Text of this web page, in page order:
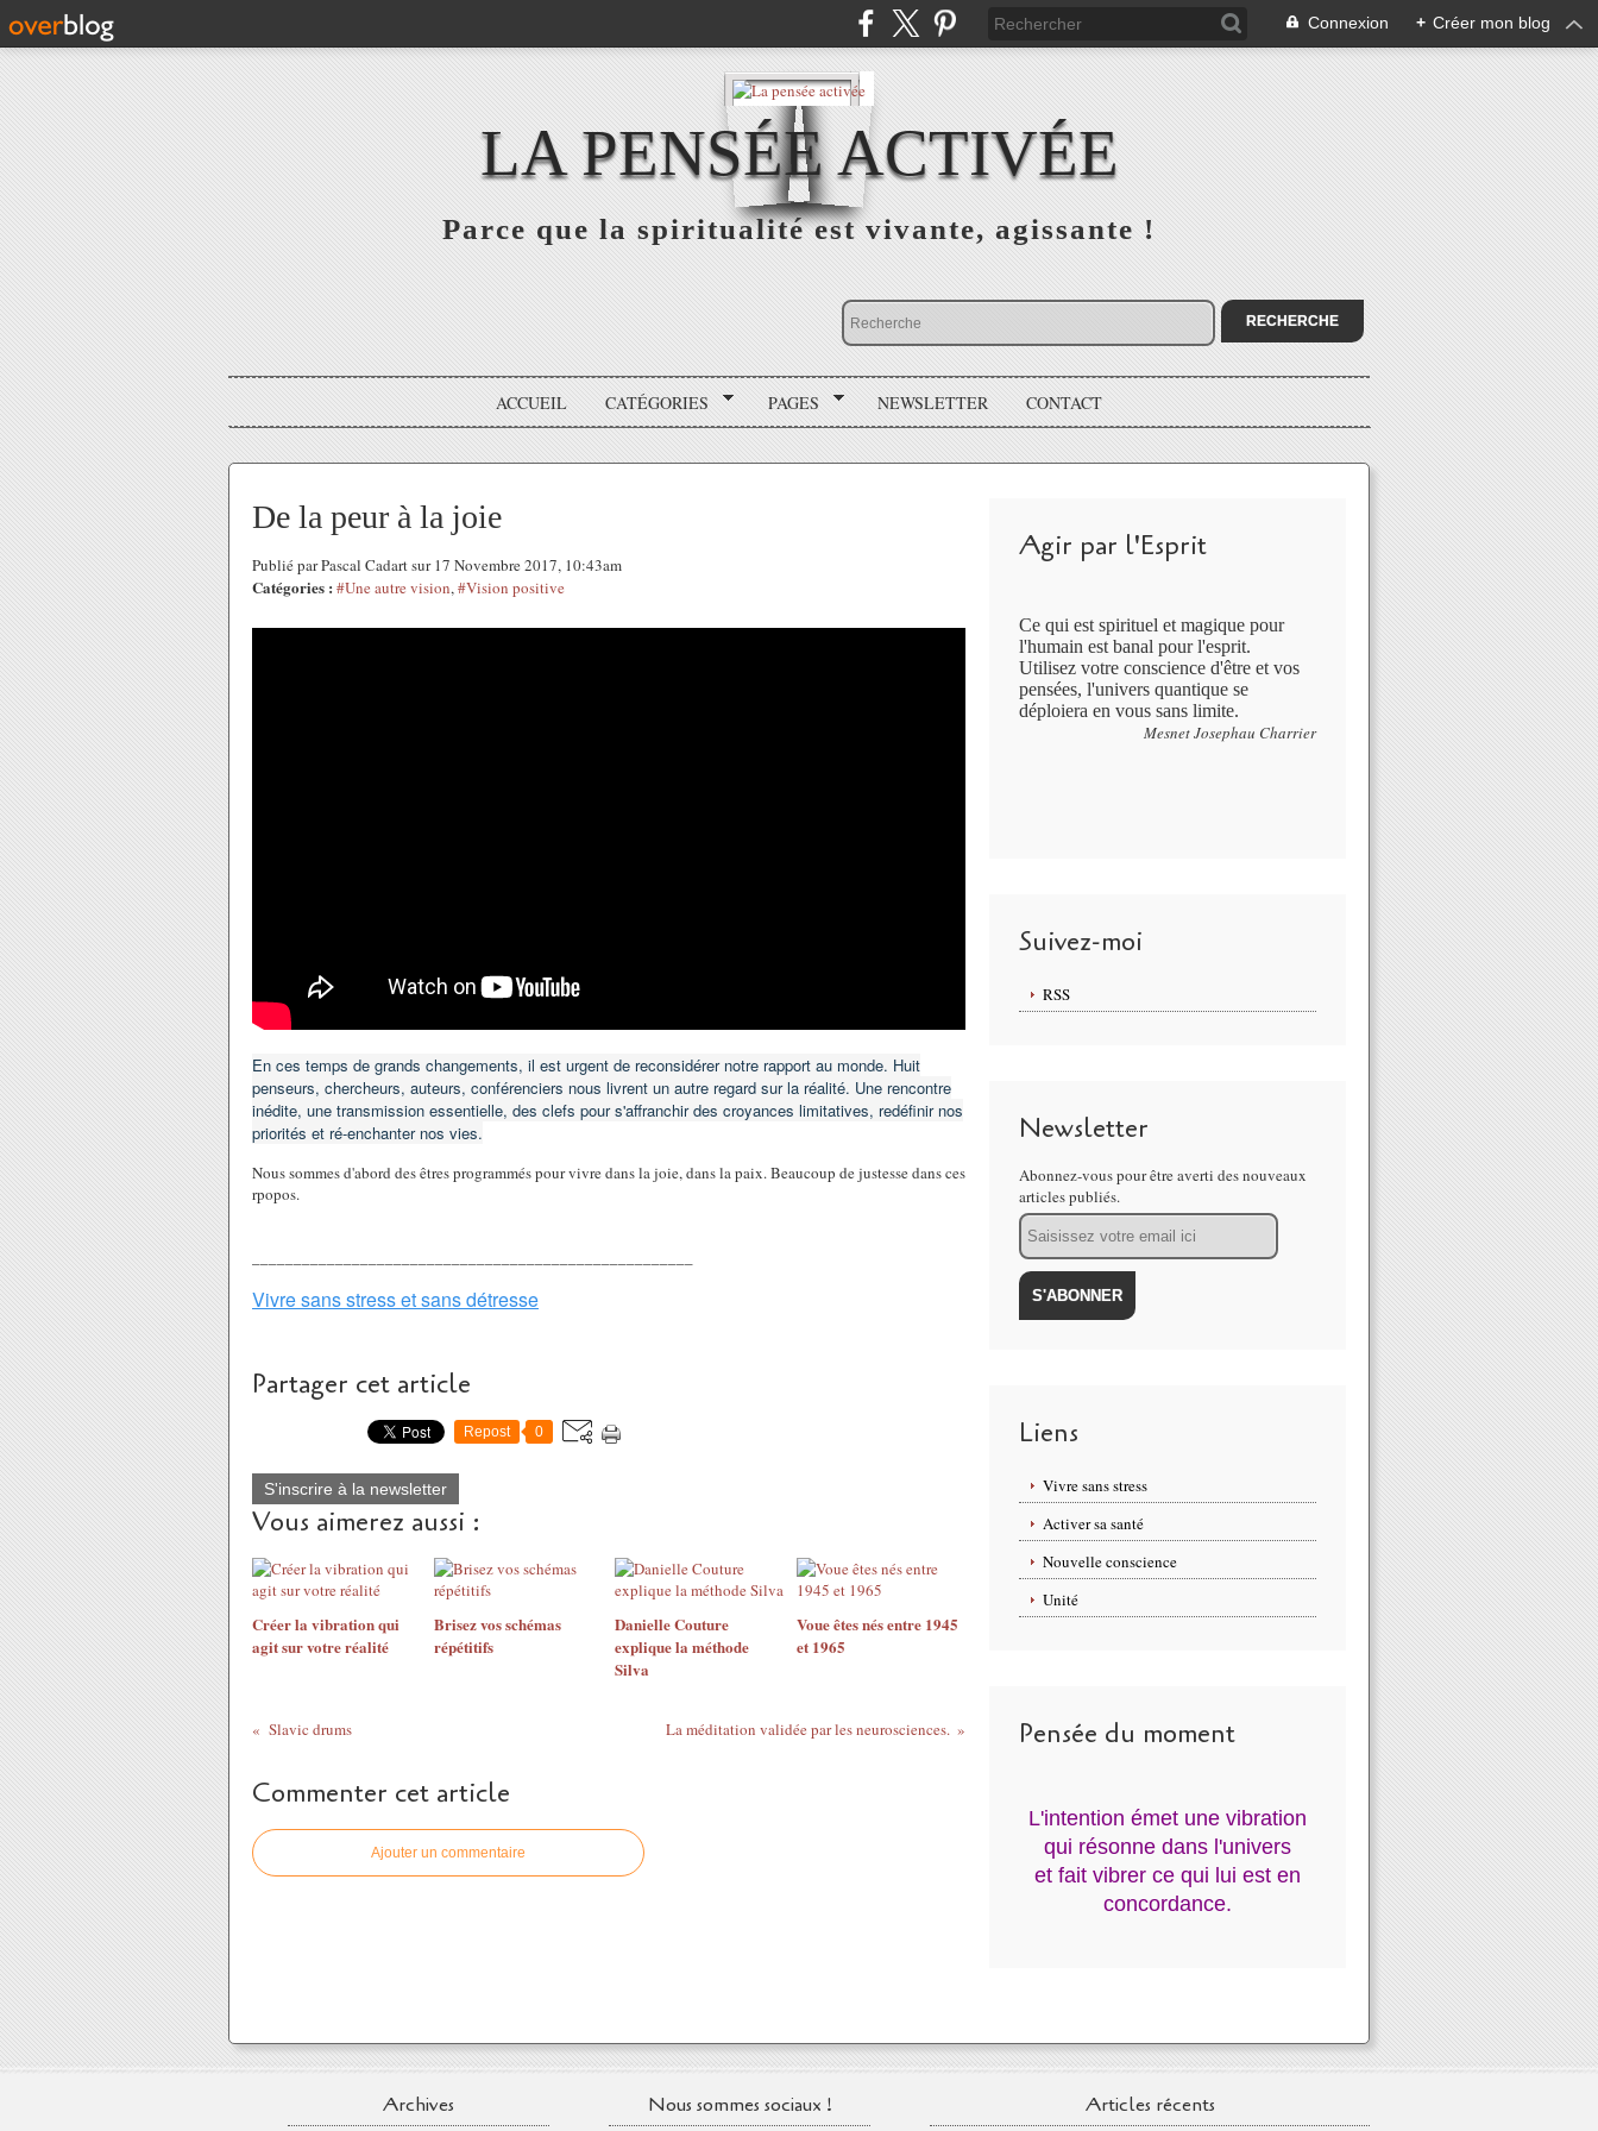
Connexion + Créer mon blog
LA PENSÉE ACTIVÉE
Parce que la spiritualité est vivante, agissante !
ACCUEIL CATÉGORIES PAGES NEWSLETTER CONTACT
De la peur à la joie
Publié par Pascal Cadart sur 17 Novembre 2017, 10:43am
Catégories : #Une autre vision,#Vision positive
En ces temps de grands changements, il est urgent de reconsidérer notre rapport au monde. Huit
penseurs, chercheurs, auteurs, conférenciers nous livrent un autre regard sur la réalité. Une rencontre
inédite, une transmission essentielle, des clefs pour s'affranchir des croyances limitatives, redéfinir nos
priorités et ré-enchanter nos vies.
Nous sommes d'abord des êtres programmés pour vivre dans la joie, dans la paix. Beaucoup de justesse dans ces
rpopos.
Vivre sans stress et sans détresse
Partager cet article
Repost 0
S'inscrire à la newsletter
Vous aimerez aussi :
Créer la vibration qui
agit sur votre réalité
Brisez vos schémas
répétitifs
Danielle Couture
explique la méthode
Silva
Voue êtes nés entre 1945
et 1965
Slavic drums La méditation validée par les neurosciences.
Commenter cet article
Ajouter un commentaire
Agir par l'Esprit
Ce qui est spirituel et magique pour
l'humain est banal pour l'esprit.
Utilisez votre conscience d'être et vos
pensées, l'univers quantique se
déploiera en vous sans limite.
Mesnet Josephau Charrier
Suivez-moi
RSS
Newsletter
Abonnez-vous pour être averti des nouveaux
articles publiés.
Email
Liens
Vivre sans stress
Activer sa santé
Nouvelle conscience
Unité
Pensée du moment
L'intention émet une vibration
qui résonne dans l'univers
et fait vibrer ce qui lui est en
concordance.
Archives Nous sommes sociaux ! Articles récents